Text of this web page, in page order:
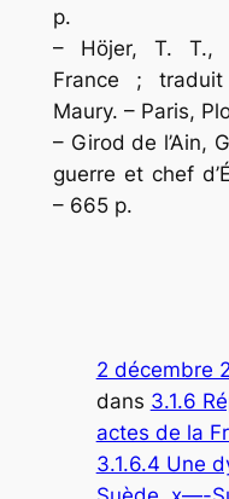
p.
– Höjer, T. T.,
France ;
Maury. – Paris,
– Girod de l’Ain,
guerre et chef
– 665 p.
2 décembre
dans 3.1.6
actes de la
3.1.6.4 Une